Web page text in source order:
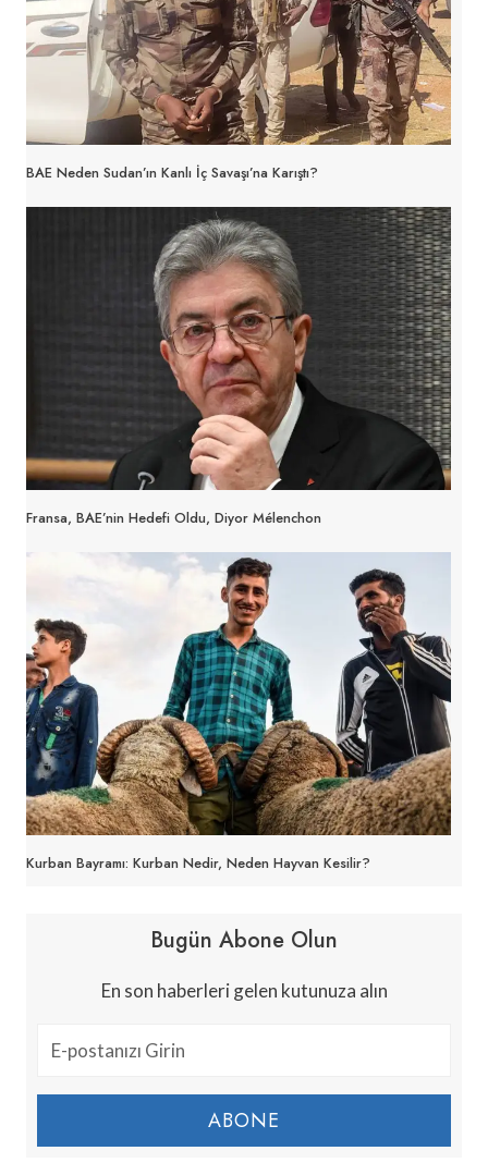
BAE Neden Sudan’ın Kanlı İç Savaşı’na Karıştı?
Fransa, BAE’nin Hedefi Oldu, Diyor Mélenchon
Kurban Bayramı: Kurban Nedir, Neden Hayvan Kesilir?
Bugün Abone Olun
En son haberleri gelen kutunuza alın
ABONE